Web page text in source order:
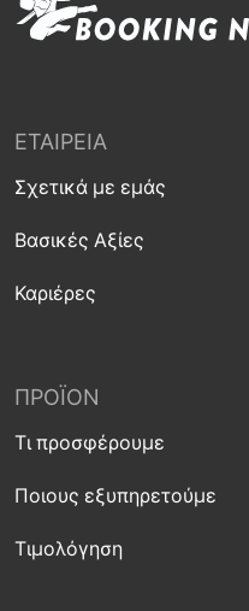
ΕΤΑΙΡΕΊΑ
Σχετικά με εμάς
Βασικές Αξίες
Καριέρες
ΠΡΟΪΌΝ
Τι προσφέρουμε
Ποιους εξυπηρετούμε
Τιμολόγηση